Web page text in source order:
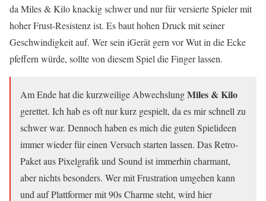
da Miles & Kilo knackig schwer und nur für versierte Spieler mit
hoher Frust-Resistenz ist. Es baut hohen Druck mit seiner
Geschwindigkeit auf. Wer sein iGerät gern vor Wut in die Ecke
pfeffern würde, sollte von diesem Spiel die Finger lassen.
Am Ende hat die kurzweilige AbwechslungMiles & Kilo
gerettet. Ich hab es oft nur kurz gespielt, da es mir schnell zu
schwer war. Dennoch haben es mich die guten Spielideen
immer wieder für einen Versuch starten lassen. Das Retro-
Paket aus Pixelgrafik und Sound ist immerhin charmant,
aber nichts besonders. Wer mit Frustration umgehen kann
und auf Plattformer mit 90s Charme steht, wird hier